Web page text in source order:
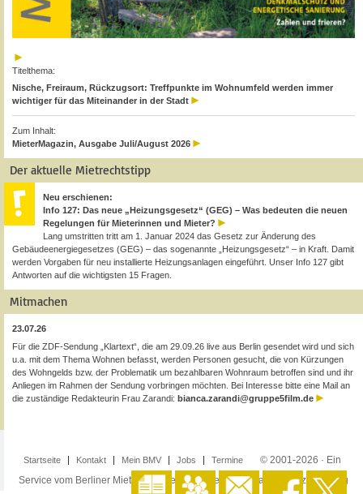
Titelthema:
Nische, Freiraum, Rückzugsort: Treffpunkte im Wohnumfeld werden immer
wichtiger für das Miteinander in der Stadt
Zum Inhalt:
MieterMagazin, Ausgabe Juli/August 2026
Der aktuelle Mietrechtstipp
Neu erschienen:
Info 127: Das neue „Heizungsgesetz“ (GEG) – Was bedeuten die neuen
Regelungen für Mieterinnen und Mieter?
Lang umstritten tritt am 1. Januar 2024 das Gesetz zur Änderung des
Gebäudeenergiegesetzes (GEG) – das sogenannte „Heizungsgesetz“ – in Kraft. Damit
werden Vorgaben für neu installierte Heizungsanlagen eingeführt. Unser Info 127 gibt
Antworten auf die wichtigsten 15 Fragen.
Mitmachen
23.07.26
Für die ZDF-Sendung „Klartext“, die am 29.09.26 live aus Berlin gesendet wird und sich
u.a. mit dem Thema Wohnen befasst, werden Personen gesucht, die von Kürzungen
des Wohngelds bzw. der Problematik um bezahlbaren Wohnraum betroffen sind und ihr
Anliegen im Rahmen der Sendung vorbringen möchten. Bei Interesse bitte eine Mail an
die zuständige Redakteurin Frau Zarandi: bianca.zarandi@gruppe5film.de
Startseite Kontakt Mein BMV Jobs Termine
© 2001-2026 · Ein
Service vom Berliner Mieterverein e.V. ·Impressum·Datenschutzerklärung